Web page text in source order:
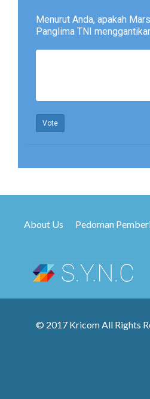
Menurut Anda, apakah
Panglima TNI
Vote
About Us Pedoman
© 2017 Kricom All Rights